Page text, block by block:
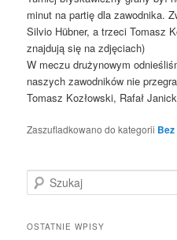
minut na partię dla zawodnika.
Silvio Hübner, a trzeci Tomasz
znajdują się na zdjęciach)
W meczu drużynowym
naszych zawodników nie
Tomasz Kozłowski, Rafał
Zaszufladkowano do kategorii
z
k
OSTATNIE WPISY